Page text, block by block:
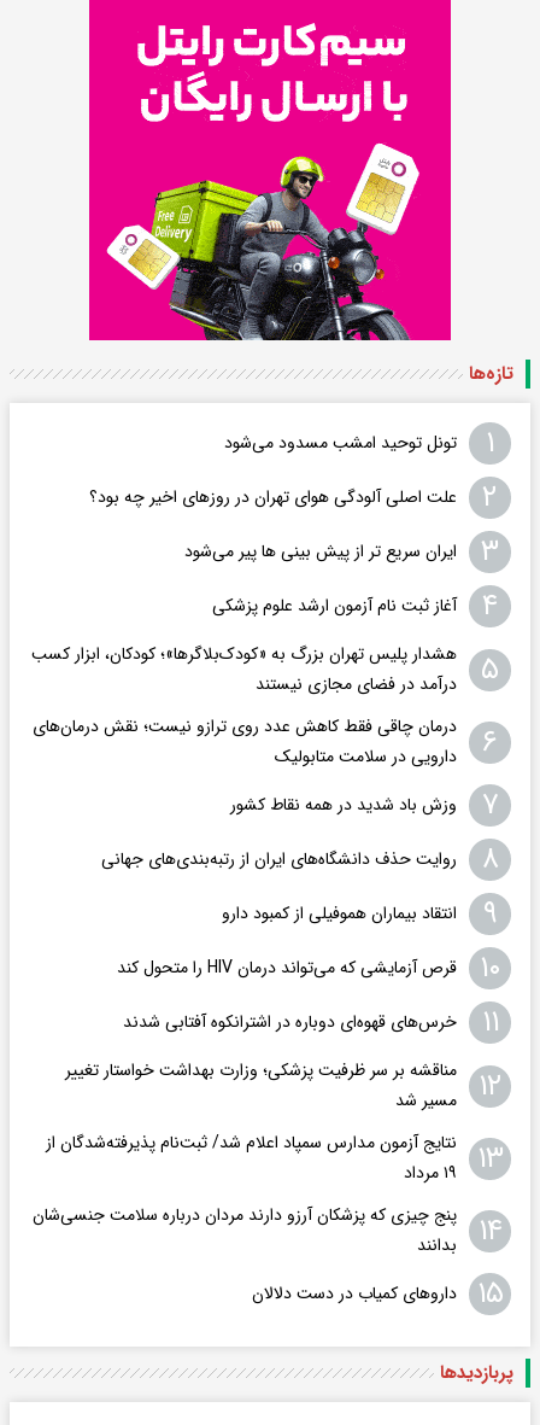
تازه‌ها
۱ تونل توحید امشب مسدود می‌شود
۲ علت اصلی آلودگی هوای تهران در روزهای اخیر چه بود؟
۳ ایران سریع تر از پیش بینی ها پیر می‌شود
۴ آغاز ثبت نام آزمون ارشد علوم پزشکی
۵
هشدار پلیس تهران بزرگ به «کودک‌بلاگرها»؛ کودکان، ابزار کسب
درآمد در فضای مجازی نیستند
۶
درمان چاقی فقط کاهش عدد روی ترازو نیست؛ نقش درمان‌های
دارویی در سلامت متابولیک
۷ وزش باد شدید در همه نقاط کشور
۸ روایت حذف دانشگاه‌های ایران از رتبه‌بندی‌های جهانی
۹ انتقاد بیماران هموفیلی از کمبود دارو
۱۰ قرص آزمایشی که می‌تواند درمان HIV را متحول کند
۱۱ خرس‌های قهوه‌ای دوباره در اشترانکوه آفتابی شدند
۱۲
مناقشه بر سر ظرفیت پزشکی؛ وزارت بهداشت خواستار تغییر
مسیر شد
۱۳
نتایج آزمون مدارس سمپاد اعلام شد/ ثبت‌نام پذیرفته‌شدگان از
۱۹ مرداد
۱۴
پنج چیزی که پزشکان آرزو دارند مردان درباره سلامت جنسی‌شان
بدانند
۱۵ داروهای کمیاب در دست دلالان
پربازدید‌ها